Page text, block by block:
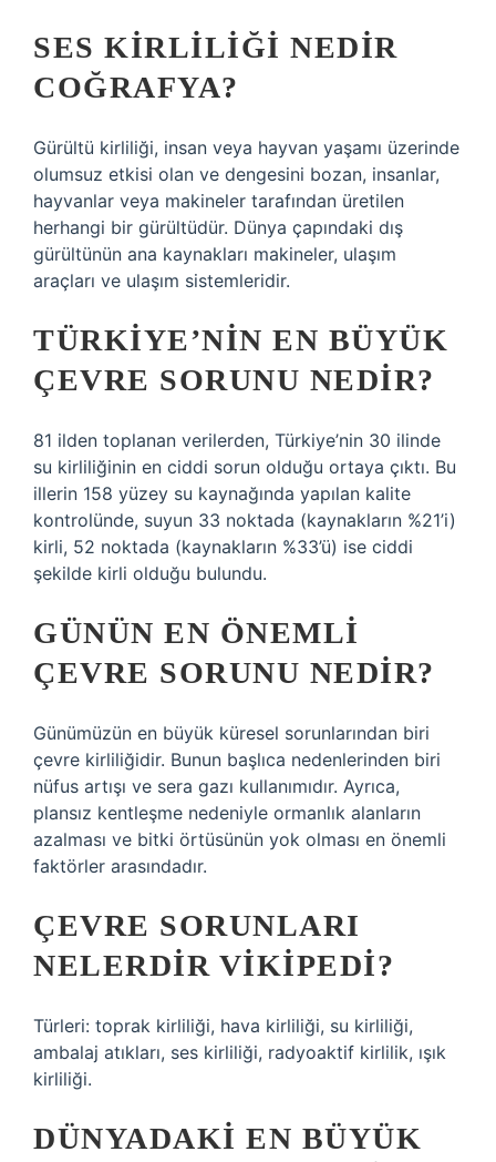
SES KIRLILIĞI NEDIR
COĞRAFYA?
Gürültü kirliliği, insan veya hayvan yaşamı üzerinde
olumsuz etkisi olan ve dengesini bozan, insanlar,
hayvanlar veya makineler tarafından üretilen
herhangi bir gürültüdür. Dünya çapındaki dış
gürültünün ana kaynakları makineler, ulaşım
araçları ve ulaşım sistemleridir.
TÜRKIYE’NIN EN BÜYÜK
ÇEVRE SORUNU NEDIR?
81 ilden toplanan verilerden, Türkiye’nin 30 ilinde
su kirliliğinin en ciddi sorun olduğu ortaya çıktı. Bu
illerin 158 yüzey su kaynağında yapılan kalite
kontrolünde, suyun 33 noktada (kaynakların %21’i)
kirli, 52 noktada (kaynakların %33’ü) ise ciddi
şekilde kirli olduğu bulundu.
GÜNÜN EN ÖNEMLI
ÇEVRE SORUNU NEDIR?
Günümüzün en büyük küresel sorunlarından biri
çevre kirliliğidir. Bunun başlıca nedenlerinden biri
nüfus artışı ve sera gazı kullanımıdır. Ayrıca,
plansız kentleşme nedeniyle ormanlık alanların
azalması ve bitki örtüsünün yok olması en önemli
faktörler arasındadır.
ÇEVRE SORUNLARI
NELERDIR VIKIPEDI?
Türleri: toprak kirliliği, hava kirliliği, su kirliliği,
ambalaj atıkları, ses kirliliği, radyoaktif kirlilik, ışık
kirliliği.
DÜNYADAKI EN BÜYÜK